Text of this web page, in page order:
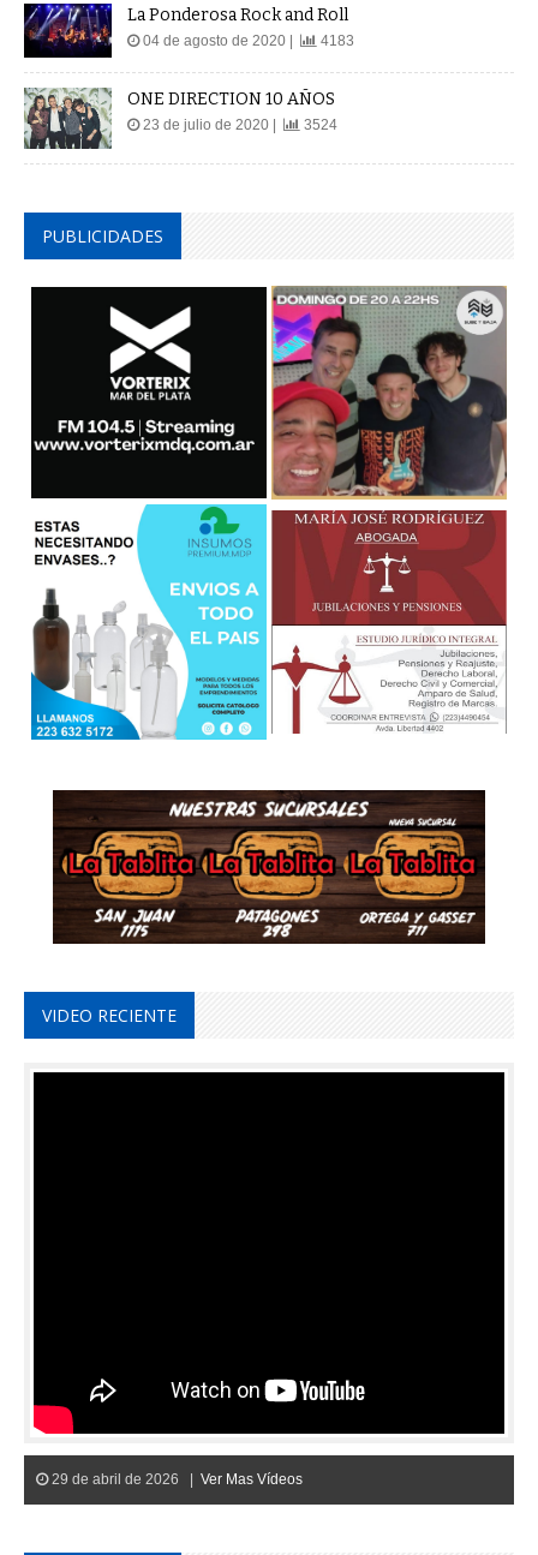
La Ponderosa Rock and Roll
04 de agosto de 2020 | 4183
ONE DIRECTION 10 AÑOS
23 de julio de 2020 | 3524
PUBLICIDADES
VIDEO RECIENTE
29 de abril de 2026 | Ver Mas Vídeos